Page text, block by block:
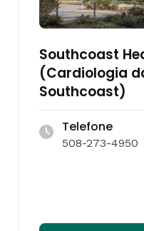
Southcoast
(Cardiologia
Southcoast)
Telefone
508-273-4950